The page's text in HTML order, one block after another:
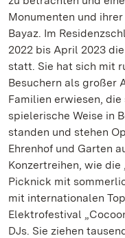
Monumenten und
Bayaz. Im
2022 bis April 2023
statt. Sie hat sich mit
Besuchern als großer
Familien erwiesen,
spielerische Weise in
standen und stehen
Ehrenhof und Garten
Konzertreihen, wie die
Picknick mit
mit internationalen
Elektrofestival
DJs. Sie ziehen